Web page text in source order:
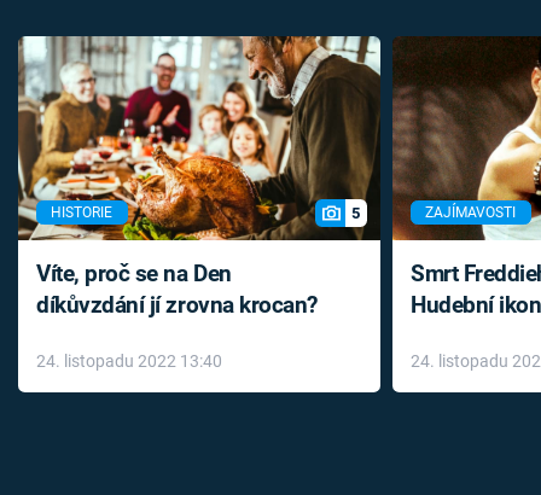
HISTORIE 5
Víte, proč se na Den
díkůvzdání jí zrovna krocan?
24. listopadu 2022 13:40
ZAJÍMAVOSTI
Smrt
Hudební
léky
24. listopadu